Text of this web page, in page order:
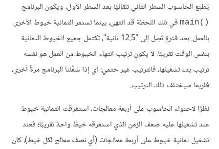
يَطبَع الحاسوب السطر الثاني تلقائيًا بعد السطر الأول، ويكون البرنامج
main()‎ في تلك اللحظة قد انتهى، بينما تستمر الثمانية خيوط الأخرى
بالعمل. بعد فترةٍ تَصِل إلى "12.5 ثانية"، تكتمل جميع الخيوط الثمانية
بنفس الوقت تقريبًا. لا يكون ترتيب انتهاء الخيوط من العمل هو نفسه
ترتيب بدء تشغيلها، فالترتيب غير حتمي؛ أي إذا شغَّلنا البرنامج مرةً أخرى،
فلربما سيختلف ذلك الترتيب.
نظرًا لاحتواء الحاسوب على أربعة معالجات، استغرقت الثمانية خيوط
عند تشغيلها عليه ضعف الزمن الذي استغرقه خيطٌ واحدٌ تقريبًا؛ فعند
تشغيل ثمانية خيوط على أربعة معالجات (أي نصف معالج لكل خيط)، كان